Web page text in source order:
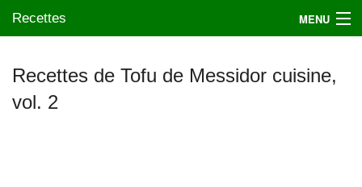
Recettes MENU
Mes blogs préférés
Recettes de Tofu de Messidor cuisine,
vol. 2